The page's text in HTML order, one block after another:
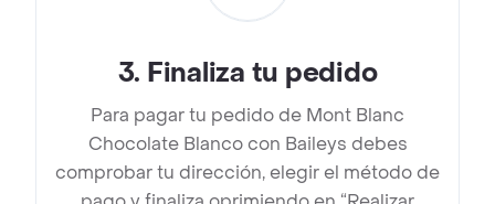
3. Finaliza tu pedido
Para pagar tu pedido de Mont Blanc
Chocolate Blanco con Baileys debes
comprobar tu dirección, elegir el método de